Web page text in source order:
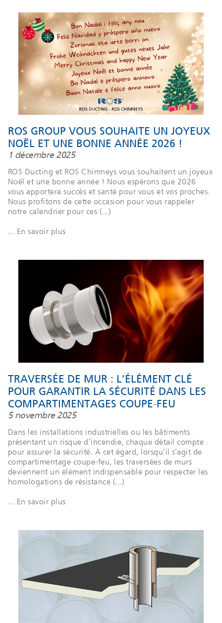
ROS GROUP VOUS SOUHAITE UN JOYEUX
NOËL ET UNE BONNE ANNÉE 2026 !
1 décembre 2025
ROS Ducting et ROS Chimneys vous souhaitent un joyeux
Noël et une bonne année ! Nous espérons que 2026
vous apportera succès et santé pour vous et vos proches.
Nous profitons de cette occasion pour vous rappeler
notre calendrier pour ces (...)
... En savoir plus
TRAVERSÉE DE MUR : L’ÉLÉMENT CLÉ
POUR GARANTIR LA SÉCURITÉ DANS LES
COMPARTIMENTAGES COUPE-FEU
5 novembre 2025
Dans les installations industrielles ou les bâtiments
présentant un risque d’incendie, chaque détail compte
pour assurer la sécurité. À cet égard, lorsqu’il s’agit de
compartimentage coupe-feu, les traversées de murs
deviennent un élément indispensable pour respecter les
homologations de résistance (...)
... En savoir plus